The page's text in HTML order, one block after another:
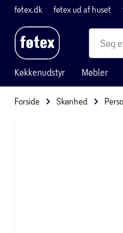
føtex.dk føtex ud af huset
Køkkenudstyr Møbler
Forside Skønhed